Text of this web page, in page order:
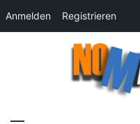
Anmelden Registrieren
Smartphones &